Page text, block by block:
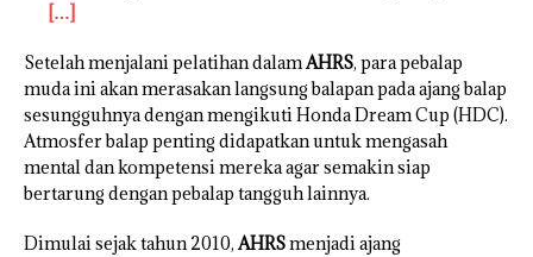
[…]
Setelah menjalani pelatihan dalamAHRS, para pebalap
muda ini akan merasakan langsung balapan pada ajang balap
sesungguhnya dengan mengikuti Honda Dream Cup (HDC).
Atmosfer balap penting didapatkan untuk mengasah
mental dan kompetensi mereka agar semakin siap
bertarung dengan pebalap tangguh lainnya.
Dimulai sejak tahun 2010,AHRSmenjadi ajang